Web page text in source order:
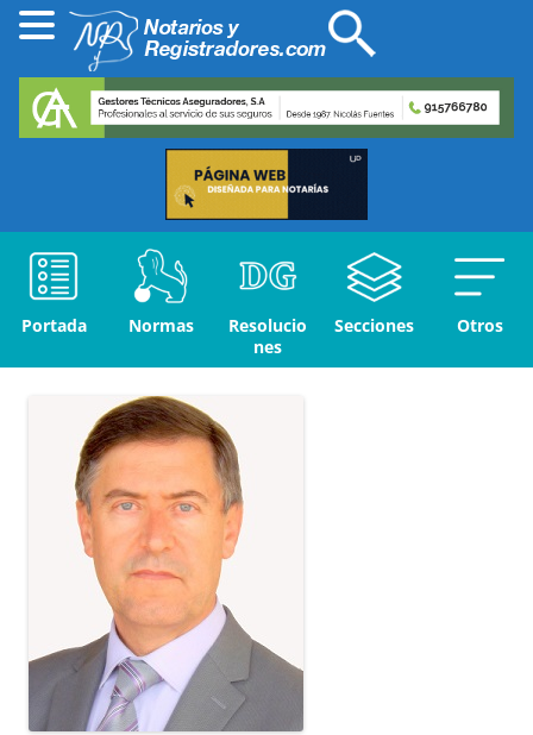
Portada Normas
Resolucio
nes
Secciones Otros